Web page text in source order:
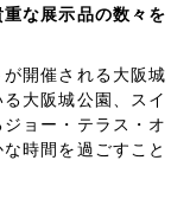
な展示品の数々を
開催される大阪城
大阪城公園、スイ
ョー・テラス・オ
時間を過ごすこと